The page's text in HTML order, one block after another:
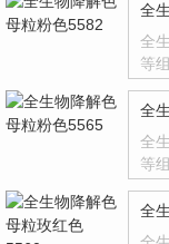
全
全
等
全
全
等
全